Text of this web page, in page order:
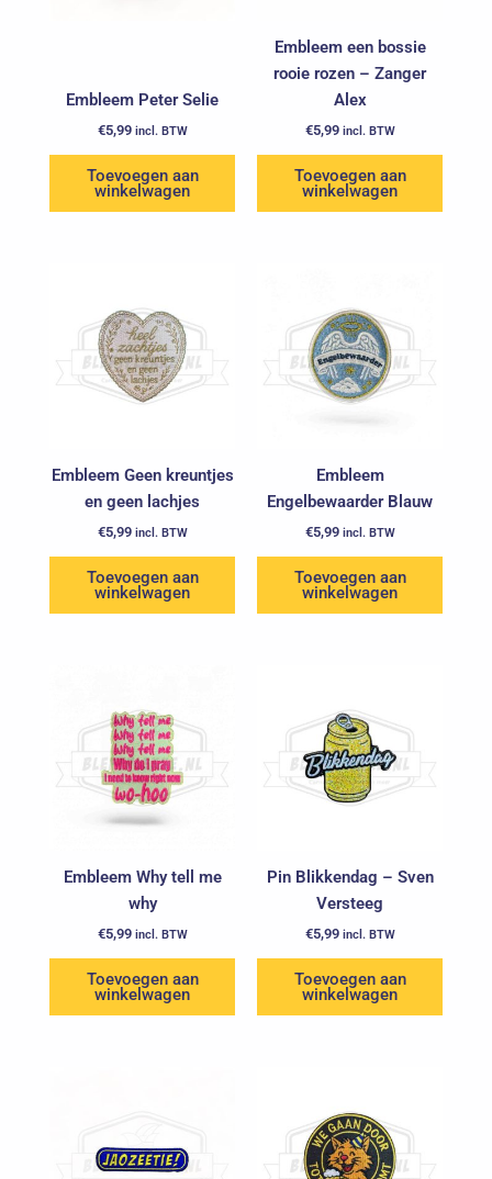
Embleem Peter Selie
€5,99 incl. BTW
Toevoegen aan
winkelwagen
Embleem een bossie
rooie rozen – Zanger
Alex
€5,99 incl. BTW
Toevoegen aan
winkelwagen
Embleem Geen kreuntjes
en geen lachjes
€5,99 incl. BTW
Toevoegen aan
winkelwagen
Embleem
Engelbewaarder Blauw
€5,99 incl. BTW
Toevoegen aan
winkelwagen
Embleem Why tell me
why
€5,99 incl. BTW
Toevoegen aan
winkelwagen
Pin Blikkendag – Sven
Versteeg
€5,99 incl. BTW
Toevoegen aan
winkelwagen